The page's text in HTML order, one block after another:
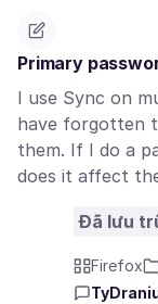
Primary
I use Sync on
have forgotten
them. If I do a
does it affect
Đã lưu
Firefox